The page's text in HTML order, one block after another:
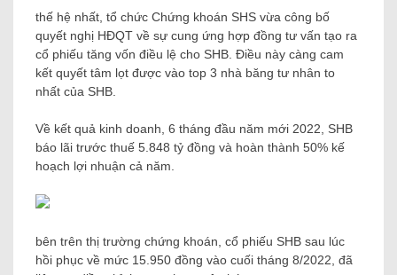
thế hệ nhất, tổ chức Chứng khoán SHS vừa công bố
quyết nghị HĐQT về sự cung ứng hợp đồng tư vấn tạo ra
cổ phiếu tăng vốn điều lệ cho SHB. Điều này càng cam
kết quyết tâm lọt được vào top 3 nhà băng tư nhân to
nhất của SHB.
Về kết quả kinh doanh, 6 tháng đầu năm mới 2022, SHB
báo lãi trước thuế 5.848 tỷ đồng và hoàn thành 50% kế
hoạch lợi nhuận cả năm.
bên trên thị trường chứng khoán, cổ phiếu SHB sau lúc
hồi phục về mức 15.950 đồng vào cuối tháng 8/2022, đã